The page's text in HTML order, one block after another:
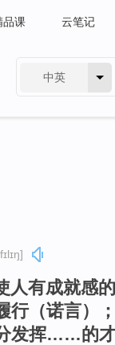
品课 云笔记
中英
人有成就感的
行（诺言）
发挥……的